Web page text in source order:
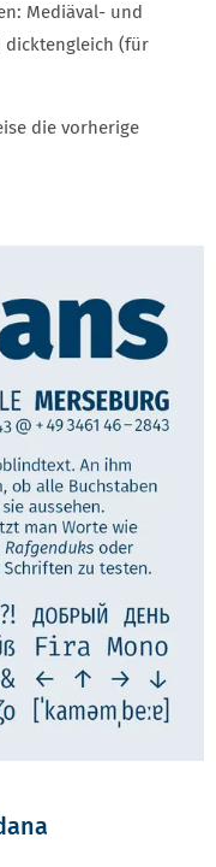
Mediäval- und
dicktengleich (für
die vorherige